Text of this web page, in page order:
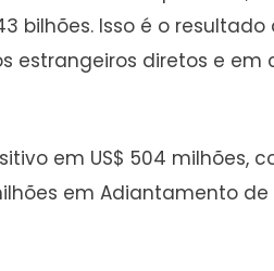
bilhões. Isso é o
estrangeiros diretos e
em US$ 504 milhões,
em Adiantamento